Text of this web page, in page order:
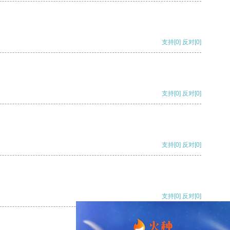
支持[0] 反对[0]
支持[0] 反对[0]
支持[0] 反对[0]
支持[0] 反对[0]